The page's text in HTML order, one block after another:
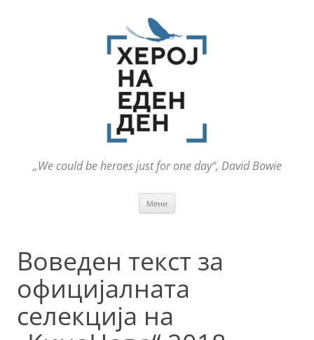
„We could be heroes just for one day“, David Bowie
Мени
Воведен текст за
официјалната
селекција на